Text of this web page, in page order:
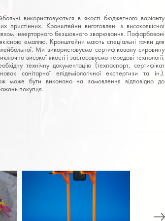
використовуються в якості бюджетного варіанту
пристінних. Кронштейни виготовлені з високоякісної
інверторного безшовного зварювання. Пофарбовані
емаллю. Кронштейни мають спеціальні гачки для
Ми використовуємо сертифіковану сировину
високої якості і застосовуємо передові технології.
технічну документацію (техпаспорт, сертифікат
санітарної епідеміологічної експертизи та ін.).
може бути виконано на замовлення відповідно до
покупця.